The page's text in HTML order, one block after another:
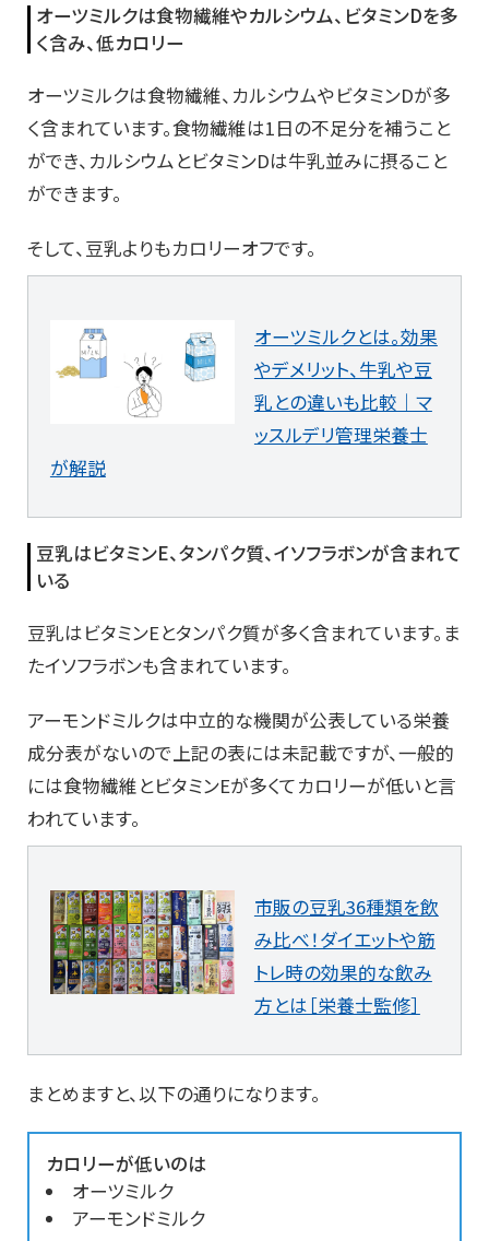
オーツミルクは食物繊維やカルシウム、ビタミンDを多
く含み、低カロリー
オーツミルクは食物繊維、カルシウムやビタミンDが多
く含まれています。食物繊維は1日の不足分を補うこと
ができ、カルシウムとビタミンDは牛乳並みに摂ること
ができます。
そして、豆乳よりもカロリーオフです。
オーツミルクとは。効果
やデメリット、牛乳や豆
乳との違いも比較｜マ
ッスルデリ管理栄養士
が解説
豆乳はビタミンE、タンパク質、イソフラボンが含まれて
いる
豆乳はビタミンEとタンパク質が多く含まれています。ま
たイソフラボンも含まれています。
アーモンドミルクは中立的な機関が公表している栄養
成分表がないので上記の表には未記載ですが、一般的
には食物繊維とビタミンEが多くてカロリーが低いと言
われています。
市販の豆乳36種類を飲
み比べ！ダイエットや筋
トレ時の効果的な飲み
方とは［栄養士監修］
まとめますと、以下の通りになります。
カロリーが低いのは
オーツミルク
アーモンドミルク